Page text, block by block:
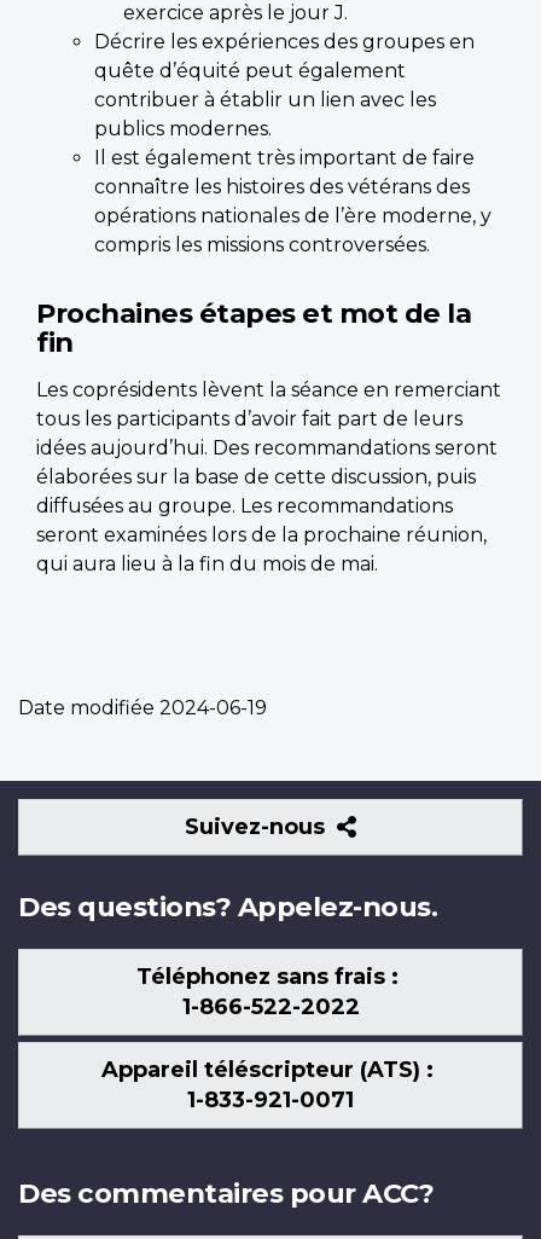
exercice après le jour J.
Décrire les expériences des groupes en
quête d’équité peut également
contribuer à établir un lien avec les
publics modernes.
Il est également très important de faire
connaître les histoires des vétérans des
opérations nationales de l’ère moderne, y
compris les missions controversées.
Prochaines étapes et mot de la
fin
Les coprésidents lèvent la séance en remerciant
tous les participants d’avoir fait part de leurs
idées aujourd’hui. Des recommandations seront
élaborées sur la base de cette discussion, puis
diffusées au groupe. Les recommandations
seront examinées lors de la prochaine réunion,
qui aura lieu à la fin du mois de mai.
Date modifiée 2024-06-19
Suivez-nous
Suivez-
nous
Des questions? Appelez-nous.
Téléphonez sans frais :
1-866-522-2022
Appareil téléscripteur (ATS) :
1-833-921-0071
Des commentaires pour ACC?